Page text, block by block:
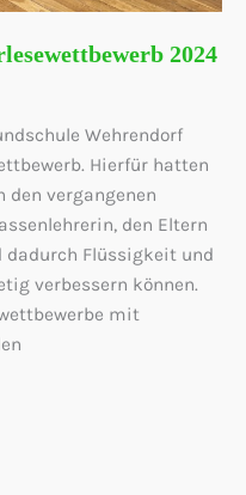
2024
Wehrendorf
Hierfür hatten
den vergangenen
den Eltern
dadurch Flüssigkeit und
verbessern können.
mit